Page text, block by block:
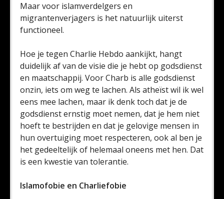
Maar voor islamverdelgers en
migrantenverjagers is het natuurlijk uiterst
functioneel.
Hoe je tegen Charlie Hebdo aankijkt, hangt
duidelijk af van de visie die je hebt op godsdienst
en maatschappij. Voor Charb is alle godsdienst
onzin, iets om weg te lachen. Als atheïst wil ik wel
eens mee lachen, maar ik denk toch dat je de
godsdienst ernstig moet nemen, dat je hem niet
hoeft te bestrijden en dat je gelovige mensen in
hun overtuiging moet respecteren, ook al ben je
het gedeeltelijk of helemaal oneens met hen. Dat
is een kwestie van tolerantie.
Islamofobie en Charliefobie